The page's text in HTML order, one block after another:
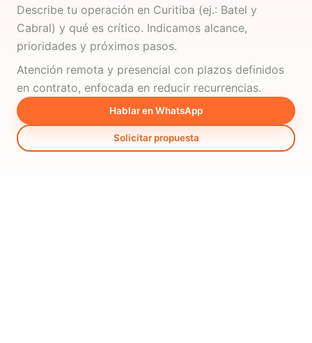
Describe tu operación en Curitiba (ej.: Batel y
Cabral) y qué es crítico. Indicamos alcance,
prioridades y próximos pasos.
Atención remota y presencial con plazos definidos
en contrato, enfocada en reducir recurrencias.
Hablar en WhatsApp
Solicitar propuesta